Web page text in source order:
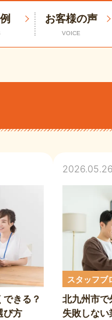
お客様の声
VOICE
きる？
び方
2026.05.26
スタッフブ
北九州市で
失敗しな